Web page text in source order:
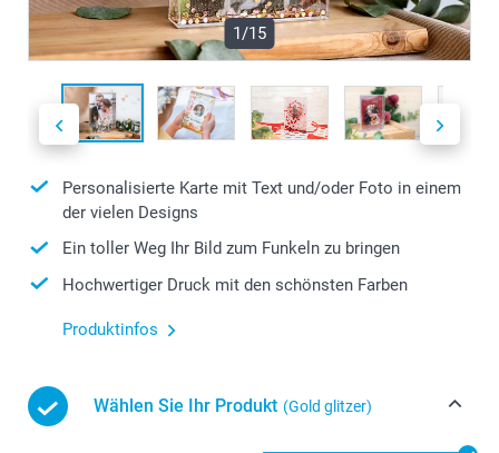
1/15
Personalisierte Karte mit Text und/oder Foto in einem
der vielen Designs
Ein toller Weg Ihr Bild zum Funkeln zu bringen
Hochwertiger Druck mit den schönsten Farben
Produktinfos
Wählen Sie Ihr Produkt (Gold glitzer)